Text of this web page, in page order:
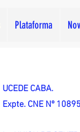
Plataforma
UCEDE CABA.
Expte. CNE Nº